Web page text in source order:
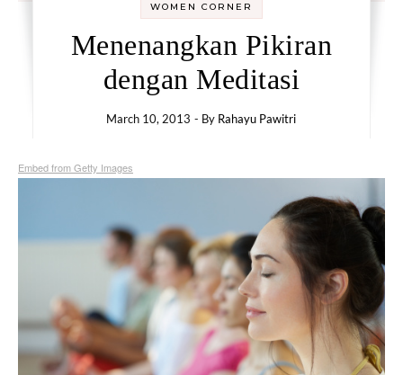
WOMEN CORNER
Menenangkan Pikiran
dengan Meditasi
March 10, 2013 - By Rahayu Pawitri
Embed from Getty Images